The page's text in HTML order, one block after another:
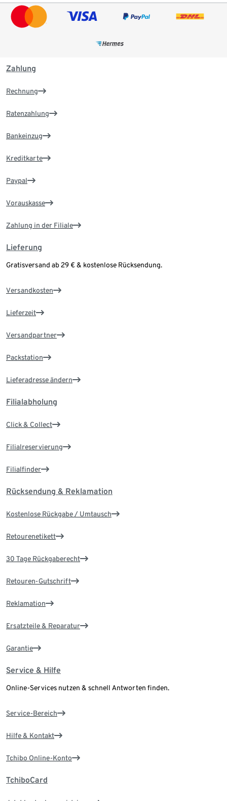
Zahlung
Rechnung
Ratenzahlung
Bankeinzug
Kreditkarte
Paypal
Vorauskasse
Zahlung in der Filiale
Lieferung
Gratisversand ab 29 € & kostenlose Rücksendung.
Versandkosten
Lieferzeit
Versandpartner
Packstation
Lieferadresse ändern
Filialabholung
Click & Collect
Filialreservierung
Filialfinder
Rücksendung & Reklamation
Kostenlose Rückgabe / Umtausch
Retourenetikett
30 Tage Rückgaberecht
Retouren-Gutschrift
Reklamation
Ersatzteile & Reparatur
Garantie
Service & Hilfe
Online-Services nutzen & schnell Antworten finden.
Service-Bereich
Hilfe & Kontakt
Tchibo Online-Konto
TchiboCard